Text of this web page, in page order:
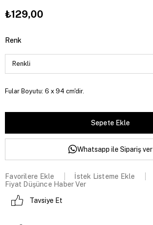
₺129,00
Renk
Fular Boyutu: 6 x 94 cm'dir.
Whatsapp ile Sipariş ver
Favorilere Ekle
İstek Listeme Ekle
Fiyat Düşünce Haber Ver
Tavsiye Et